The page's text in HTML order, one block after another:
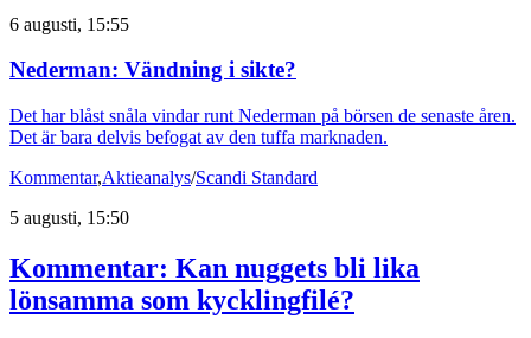
6 augusti, 15:55
Nederman: Vändning i sikte?
Det har blåst snåla vindar runt Nederman på börsen de senaste åren.
Det är bara delvis befogat av den tuffa marknaden.
Kommentar,Aktieanalys/Scandi Standard
5 augusti, 15:50
Kommentar: Kan nuggets bli lika
lönsamma som kycklingfilé?